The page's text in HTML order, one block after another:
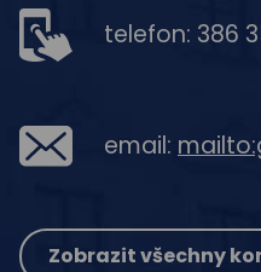
telefon: 386
email:
Zobrazit všechny